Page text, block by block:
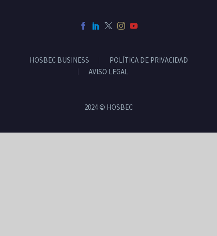
HOSBEC BUSINESS
POLÍTICA DE PRIVACIDAD
AVISO LEGAL
2024 © HOSBEC